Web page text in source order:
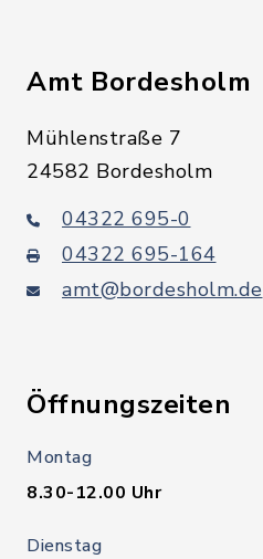
Amt Bordesholm
Mühlenstraße 7
24582 Bordesholm
04322 695-0
04322 695-164
amt@bordesholm.de
Öffnungszeiten
Montag
8.30-12.00 Uhr
Dienstag